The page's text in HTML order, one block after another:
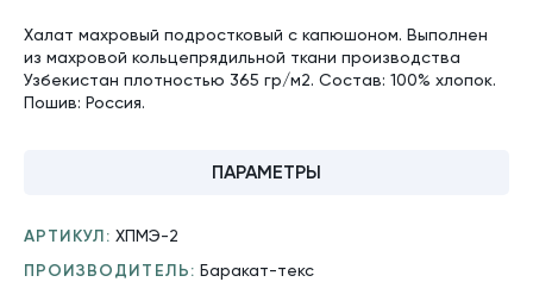
Халат махровый подростковый с капюшоном. Выполнен
из махровой кольцепрядильной ткани производства
Узбекистан плотностью 365 гр/м2. Состав: 100% хлопок.
Пошив: Россия.
ПАРАМЕТРЫ
АРТИКУЛ: ХПМЭ-2
ПРОИЗВОДИТЕЛЬ: Баракат-текс